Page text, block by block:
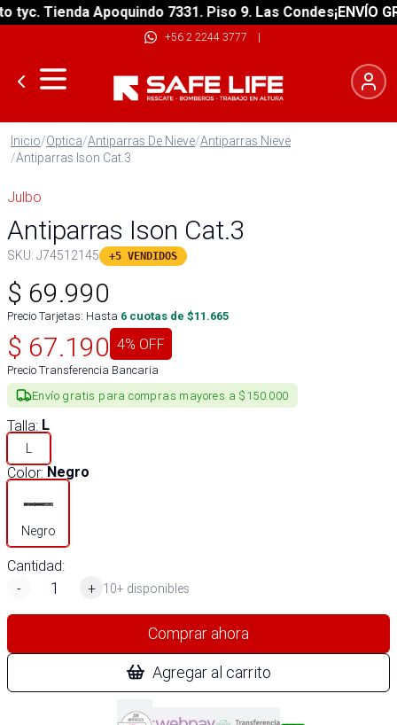
Tienda Apoquindo 7331. Piso 9. Las Condes¡ENVÍO
+56 2 2244 3777 |
Inicio/Optica/Antiparras De Nieve/Antiparras Nieve
/Antiparras Ison Cat.3
Julbo
Antiparras Ison Cat.3
SKU: J74512145 +5 VENDIDOS
$ 69.990
Precio Tarjetas: Hasta 6 cuotas de $11.665
$ 67.190 4% OFF
Precio Transferencia Bancaria
Envío gratis para compras mayores a $150.000
Talla: L
L
Color: Negro
Negro
Cantidad:
-
+ 10+ disponibles
Comprar ahora
Agregar al carrito